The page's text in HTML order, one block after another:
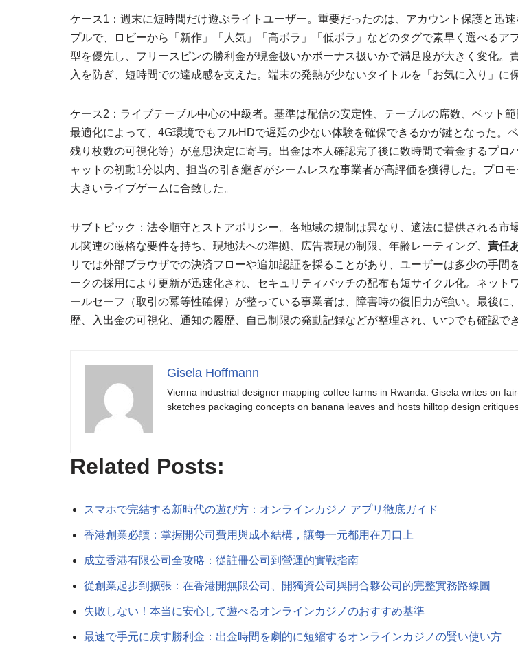
ケース1：週末に短時間だけ遊ぶライトユーザー。重要だったのは、アカウント保護と迅
プルで、ロビーから「新作」「人気」「高ボラ」「低ボラ」などのタグで素早く選べるア
型を優先し、フリースピンの勝利金が現金扱いかボーナス扱いかで満足度が大きく変化
入を防ぎ、短時間での達成感を支えた。端末の発熱が少ないタイトルを「お気に入り」に
ケース2：ライブテーブル中心の中級者。基準は配信の安定性、テーブルの席数、ベット
最適化によって、4G環境でもフルHDで遅延の少ない体験を確保できるかが鍵となった。
残り枚数の可視化等）が意思決定に寄与。出金は本人確認完了後に数時間で着金するプロ
ャットの初動1分以内、担当の引き継ぎがシームレスな事業者が高評価を獲得した。プロ
大きいライブゲームに合致した。
サブトピック：法令順守とストアポリシー。各地域の規制は異なり、適法に提供される
ル関連の厳格な要件を持ち、現地法への準拠、広告表現の制限、年齢レーティング、 責任
リでは外部ブラウザでの決済フローや追加認証を採ることがあり、ユーザーは多少の手
ークの採用により更新が迅速化され、セキュリティパッチの配布も短サイクル化。ネッ
ールセーフ（取引の冪等性確保）が整っている事業者は、障害時の復旧力が強い。最後
歴、入出金の可視化、通知の履歴、自己制限の発動記録などが整理され、いつでも確認で
Gisela Hoffmann
Vienna industrial designer mapping coffee farms in Rwanda. Gisela writes on
sketches packaging concepts on banana leaves and hosts hilltop design
Related Posts:
スマホで完結する新時代の遊び方：オンラインカジノ アプリ徹底ガイド
香港創業必讀：掌握開公司費用與成本結構，讓每一元都用在刀口上
成立香港有限公司全攻略：從註冊公司到營運的實戰指南
從創業起步到擴張：在香港開無限公司、開獨資公司與開合夥公司的完整實務路線圖
失敗しない！本当に安心して遊べるオンラインカジノのおすすめ基準
最速で手元に戻す勝利金：出金時間を劇的に短縮するオンラインカジノの賢い使い方